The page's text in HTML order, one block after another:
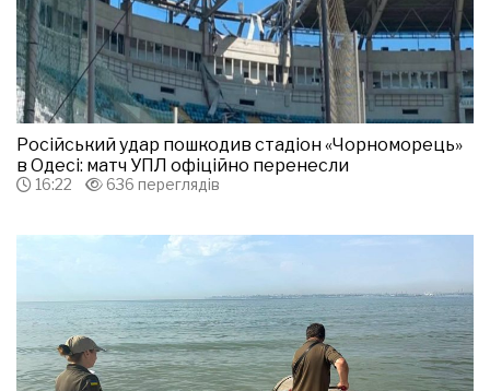
Російський удар пошкодив стадіон «Чорноморець»
в Одесі: матч УПЛ офіційно перенесли
16:22 636 переглядів